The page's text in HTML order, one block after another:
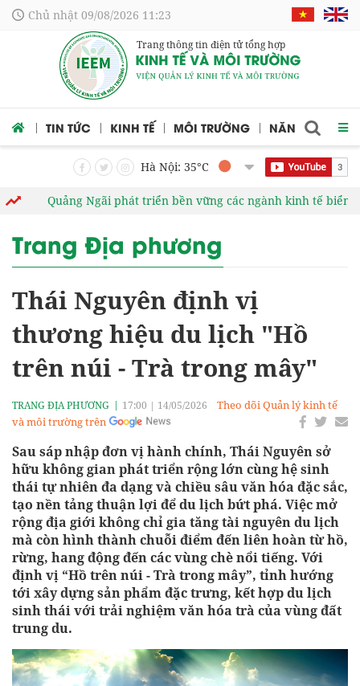
Chủ nhật 09/08/2026 11:23
Trang thông tin điện tử tổng hợp
TIN TỨC KINH TẾ MÔI TRƯỜNG NĂNG LƯỢNG
Hà Nội: 35°C
Ngãi phát triển bền vững các ngành kinh tế biển Vĩnh
Trang Địa phương
Thái Nguyên định vị
thương hiệu du lịch "Hồ
trên núi - Trà trong mây"
TRANG ĐỊA PHƯƠNG 17:00 | 14/05/2026
Theo dõi Quản lý kinh tế
và môi trường trên
Sau sáp nhập đơn vị hành chính, Thái Nguyên sở
hữu không gian phát triển rộng lớn cùng hệ sinh
thái tự nhiên đa dạng và chiều sâu văn hóa đặc sắc,
tạo nền tảng thuận lợi để du lịch bứt phá. Việc mở
rộng địa giới không chỉ gia tăng tài nguyên du lịch
mà còn hình thành chuỗi điểm đến liên hoàn từ hồ,
rừng, hang động đến các vùng chè nổi tiếng. Với
định vị “Hồ trên núi - Trà trong mây”, tỉnh hướng
tới xây dựng sản phẩm đặc trưng, kết hợp du lịch
sinh thái với trải nghiệm văn hóa trà của vùng đất
trung du.